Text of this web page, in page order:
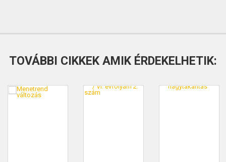
TOVÁBBI CIKKEK AMIK ÉRDEKELHETIK: